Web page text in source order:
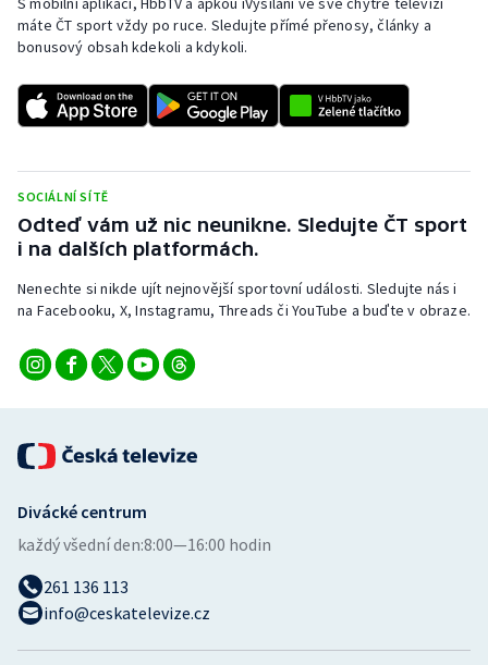
Rychlostní kanoistika
Sportovní střelba
Stolní tenis
Triatlon
Volejbal
máte ČT sport vždy po ruce. Sledujte přímé přenosy, články a
bonusový obsah kdekoli a kdykoli.
SOCIÁLNÍ SÍTĚ
Odteď vám už nic neunikne. Sledujte ČT sport
i na dalších platformách.
Nenechte si nikde ujít nejnovější sportovní události. Sledujte nás i
na Facebooku, X, Instagramu, Threads či YouTube a buďte v obraze.
Divácké centrum
každý všední den:8:00—16:00 hodin
261 136 113
info@ceskatelevize.cz